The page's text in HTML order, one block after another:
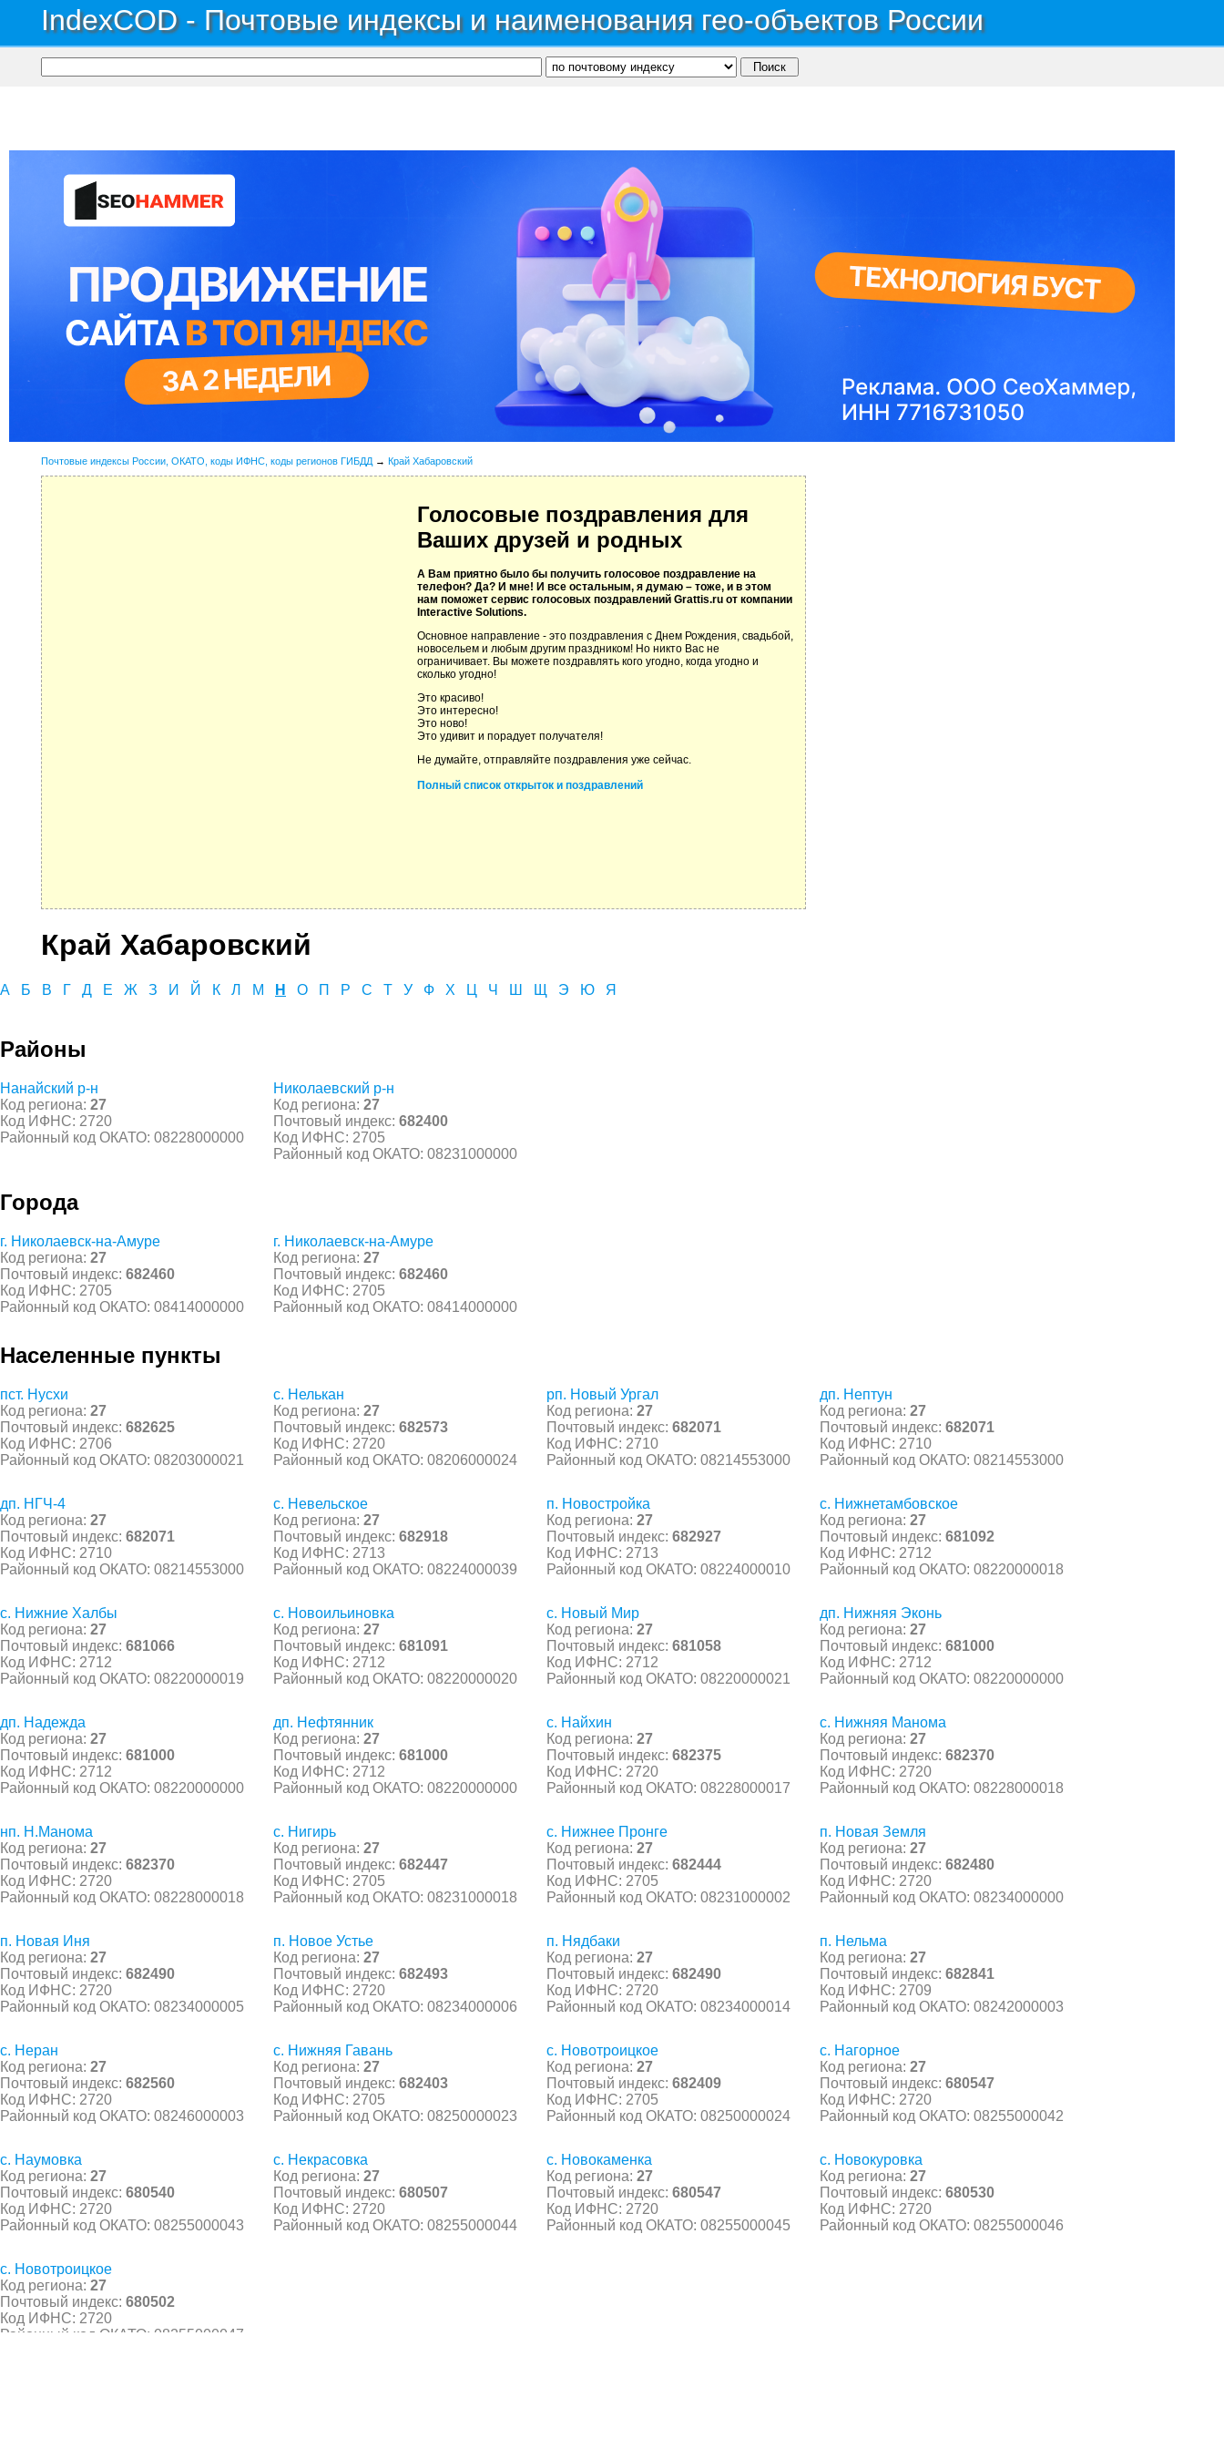
IndexCOD - Почтовые индексы и наименования гео-объектов России
Почтовые индексы России, ОКАТО, коды ИФНС, коды регионов ГИБДД → Край Хабаровский
Голосовые поздравления для
Ваших друзей и родных
А Вам приятно было бы получить голосовое поздравление на
телефон? Да? И мне! И все остальным, я думаю – тоже, и в этом
нам поможет сервис голосовых поздравлений Grattis.ru от компании
Interactive Solutions.
Основное направление - это поздравления с Днем Рождения, свадьбой,
новосельем и любым другим праздником! Но никто Вас не
ограничивает. Вы можете поздравлять кого угодно, когда угодно и
сколько угодно!
Это красиво!
Это интересно!
Это ново!
Это удивит и порадует получателя!
Не думайте, отправляйте поздравления уже сейчас.
Полный список открыток и поздравлений
Край Хабаровский
А Б В Г Д Е Ж З И Й К Л М Н О П Р С Т У Ф Х Ц Ч Ш Щ Э Ю Я
Районы
Нанайский р-н
Код региона: 27
Код ИФНС: 2720
Районный код ОКАТО: 08228000000
Николаевский р-н
Код региона: 27
Почтовый индекс: 682400
Код ИФНС: 2705
Районный код ОКАТО: 08231000000
Города
г. Николаевск-на-Амуре
Код региона: 27
Почтовый индекс: 682460
Код ИФНС: 2705
Районный код ОКАТО: 08414000000
г. Николаевск-на-Амуре
Код региона: 27
Почтовый индекс: 682460
Код ИФНС: 2705
Районный код ОКАТО: 08414000000
Населенные пункты
пст. Нусхи
Код региона: 27
Почтовый индекс: 682625
Код ИФНС: 2706
Районный код ОКАТО: 08203000021
с. Нелькан
Код региона: 27
Почтовый индекс: 682573
Код ИФНС: 2720
Районный код ОКАТО: 08206000024
рп. Новый Ургал
Код региона: 27
Почтовый индекс: 682071
Код ИФНС: 2710
Районный код ОКАТО: 08214553000
дп. Нептун
Код региона: 27
Почтовый индекс: 682071
Код ИФНС: 2710
Районный код ОКАТО: 08214553000
дп. НГЧ-4
Код региона: 27
Почтовый индекс: 682071
Код ИФНС: 2710
Районный код ОКАТО: 08214553000
с. Невельское
Код региона: 27
Почтовый индекс: 682918
Код ИФНС: 2713
Районный код ОКАТО: 08224000039
п. Новостройка
Код региона: 27
Почтовый индекс: 682927
Код ИФНС: 2713
Районный код ОКАТО: 08224000010
с. Нижнетамбовское
Код региона: 27
Почтовый индекс: 681092
Код ИФНС: 2712
Районный код ОКАТО: 08220000018
с. Нижние Халбы
Код региона: 27
Почтовый индекс: 681066
Код ИФНС: 2712
Районный код ОКАТО: 08220000019
с. Новоильиновка
Код региона: 27
Почтовый индекс: 681091
Код ИФНС: 2712
Районный код ОКАТО: 08220000020
с. Новый Мир
Код региона: 27
Почтовый индекс: 681058
Код ИФНС: 2712
Районный код ОКАТО: 08220000021
дп. Нижняя Эконь
Код региона: 27
Почтовый индекс: 681000
Код ИФНС: 2712
Районный код ОКАТО: 08220000000
дп. Надежда
Код региона: 27
Почтовый индекс: 681000
Код ИФНС: 2712
Районный код ОКАТО: 08220000000
дп. Нефтянник
Код региона: 27
Почтовый индекс: 681000
Код ИФНС: 2712
Районный код ОКАТО: 08220000000
с. Найхин
Код региона: 27
Почтовый индекс: 682375
Код ИФНС: 2720
Районный код ОКАТО: 08228000017
с. Нижняя Манома
Код региона: 27
Почтовый индекс: 682370
Код ИФНС: 2720
Районный код ОКАТО: 08228000018
нп. Н.Манома
Код региона: 27
Почтовый индекс: 682370
Код ИФНС: 2720
Районный код ОКАТО: 08228000018
с. Нигирь
Код региона: 27
Почтовый индекс: 682447
Код ИФНС: 2705
Районный код ОКАТО: 08231000018
с. Нижнее Пронге
Код региона: 27
Почтовый индекс: 682444
Код ИФНС: 2705
Районный код ОКАТО: 08231000002
п. Новая Земля
Код региона: 27
Почтовый индекс: 682480
Код ИФНС: 2720
Районный код ОКАТО: 08234000000
п. Новая Иня
Код региона: 27
Почтовый индекс: 682490
Код ИФНС: 2720
Районный код ОКАТО: 08234000005
п. Новое Устье
Код региона: 27
Почтовый индекс: 682493
Код ИФНС: 2720
Районный код ОКАТО: 08234000006
п. Нядбаки
Код региона: 27
Почтовый индекс: 682490
Код ИФНС: 2720
Районный код ОКАТО: 08234000014
п. Нельма
Код региона: 27
Почтовый индекс: 682841
Код ИФНС: 2709
Районный код ОКАТО: 08242000003
с. Неран
Код региона: 27
Почтовый индекс: 682560
Код ИФНС: 2720
Районный код ОКАТО: 08246000003
с. Нижняя Гавань
Код региона: 27
Почтовый индекс: 682403
Код ИФНС: 2705
Районный код ОКАТО: 08250000023
с. Новотроицкое
Код региона: 27
Почтовый индекс: 682409
Код ИФНС: 2705
Районный код ОКАТО: 08250000024
с. Нагорное
Код региона: 27
Почтовый индекс: 680547
Код ИФНС: 2720
Районный код ОКАТО: 08255000042
с. Наумовка
Код региона: 27
Почтовый индекс: 680540
Код ИФНС: 2720
Районный код ОКАТО: 08255000043
с. Некрасовка
Код региона: 27
Почтовый индекс: 680507
Код ИФНС: 2720
Районный код ОКАТО: 08255000044
с. Новокаменка
Код региона: 27
Почтовый индекс: 680547
Код ИФНС: 2720
Районный код ОКАТО: 08255000045
с. Новокуровка
Код региона: 27
Почтовый индекс: 680530
Код ИФНС: 2720
Районный код ОКАТО: 08255000046
с. Новотроицкое
Код региона: 27
Почтовый индекс: 680502
Код ИФНС: 2720
Районный код ОКАТО: 08255000047